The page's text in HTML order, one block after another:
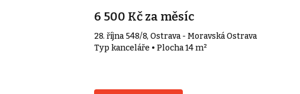
6 500 Kč za měsíc
28. října 548/8, Ostrava - Moravská Ostrava
Typ kanceláře • Plocha 14 m²